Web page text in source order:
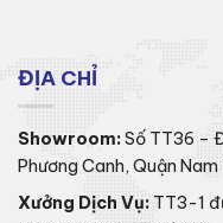
ĐỊA CHỈ
Showroom:Số TT36 –
Phương Canh, Quận
Xưởng Dịch Vụ: TT3-1